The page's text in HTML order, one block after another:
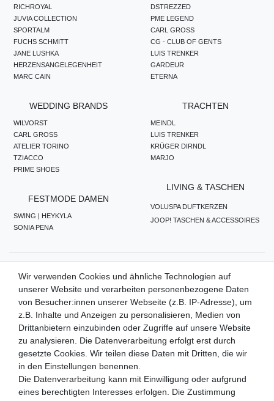
RICHROYAL
JUVIA COLLECTION
SPORTALM
FUCHS SCHMITT
JANE LUSHKA
HERZENSANGELEGENHEIT
MARC CAIN
DSTREZZED
PME LEGEND
CARL GROSS
CG - CLUB OF GENTS
LUIS TRENKER
GARDEUR
ETERNA
WEDDING BRANDS
WILVORST
CARL GROSS
ATELIER TORINO
TZIACCO
PRIME SHOES
FESTMODE DAMEN
SWING | HEYKYLA
SONIA PENA
TRACHTEN
MEINDL
LUIS TRENKER
KRÜGER DIRNDL
MARJO
LIVING & TASCHEN
VOLUSPA DUFTKERZEN
JOOP! TASCHEN & ACCESSOIRES
ZAHLUNGSMETHODEN
WIR VERSENDEN MIT
QUALITÄTSVERSPRECHEN
Wir verwenden Cookies und ähnliche Technologien auf
unserer Website und verarbeiten personenbezogene Daten
von Besucher:innen unserer Webseite (z.B. IP-Adresse), um
z.B. Inhalte und Anzeigen zu personalisieren, Medien von
Drittanbietern einzubinden oder Zugriffe auf unsere Website
zu analysieren. Die Datenverarbeitung erfolgt erst durch
gesetzte Cookies. Wir teilen diese Daten mit Dritten, die wir
in den Einstellungen benennen.
Die Datenverarbeitung kann mit Einwilligung oder aufgrund
eines berechtigten Interesses erfolgen. Die Zustimmung